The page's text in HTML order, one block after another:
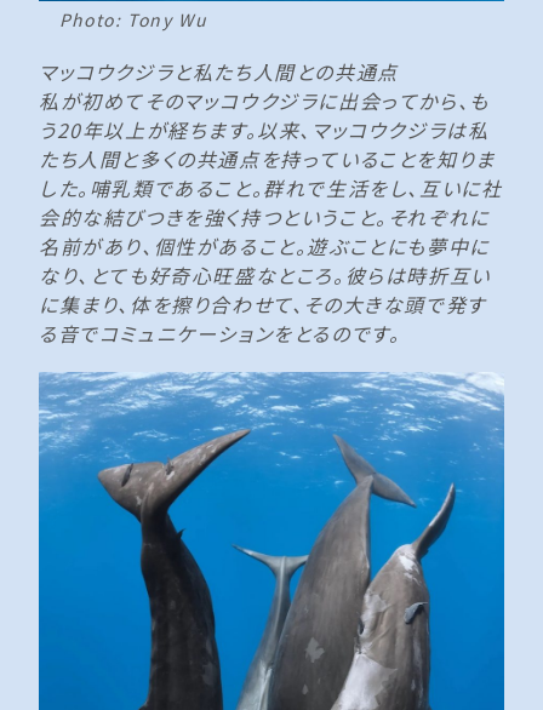
Photo: Tony Wu
マッコウクジラと私たち人間との共通点
私が初めてそのマッコウクジラに出会ってから、も
う20年以上が経ちます。以来、マッコウクジラは私
たち人間と多くの共通点を持っていることを知りま
した。哺乳類であること。群れで生活をし、互いに社
会的な結びつきを強く持つということ。それぞれに
名前があり、個性があること。遊ぶことにも夢中に
なり、とても好奇心旺盛なところ。彼らは時折互い
に集まり、体を擦り合わせて、その大きな頭で発す
る音でコミュニケーションをとるのです。